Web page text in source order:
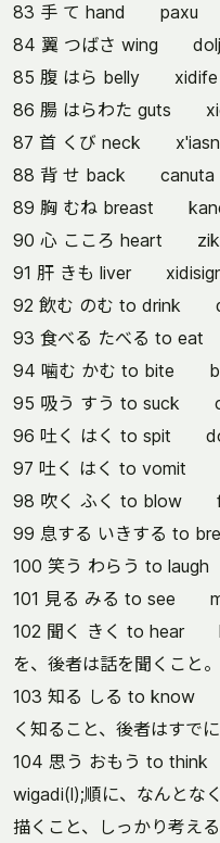
83 手 て hand paxu
84 翼 つばさ wing
85 腹 はら belly xidife
86 腸 はらわた guts
87 首 くび neck x'iasn
88 背 せ back canuta
89 胸 むね breast
90 心 こころ heart
91 肝 きも liver
92 飲む のむ to drink
93 食べる たべる to
94 噛む かむ to bite
95 吸う すう to suck
96 吐く はく to spit
97 吐く はく to vomit
98 吹く ふく to blow
99 息する いきする to
100 笑う わらう to
101 見る みる to see
102 聞く きく to hear
を、後者は話を聞くこと。
103 知る しる to know
く知ること、後者はすで
104 思う おもう to
wigadi(l);順に、なんとな
描くこと、しっかり考える